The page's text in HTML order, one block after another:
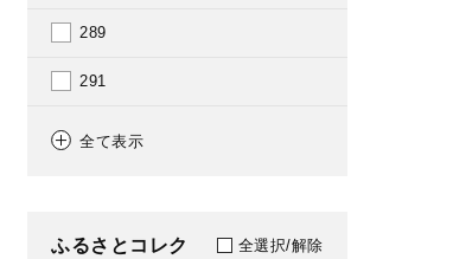
289
291
318
全て表示
ふるさとコレク
全選択/解除